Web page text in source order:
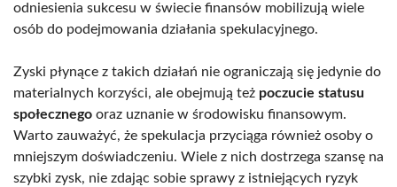
odniesienia sukcesu w świecie finansów mobilizują wiele
osób do podejmowania działania spekulacyjnego.
Zyski płynące z takich działań nie ograniczają się jedynie do
materialnych korzyści, ale obejmują też poczucie statusu
społecznego oraz uznanie w środowisku finansowym.
Warto zauważyć, że spekulacja przyciąga również osoby o
mniejszym doświadczeniu. Wiele z nich dostrzega szansę na
szybki zysk, nie zdając sobie sprawy z istniejących ryzyk